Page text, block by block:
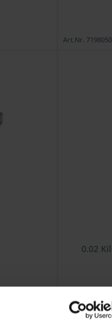
Art.Nr. 7198050
0.02
Art.Nr. 8122143